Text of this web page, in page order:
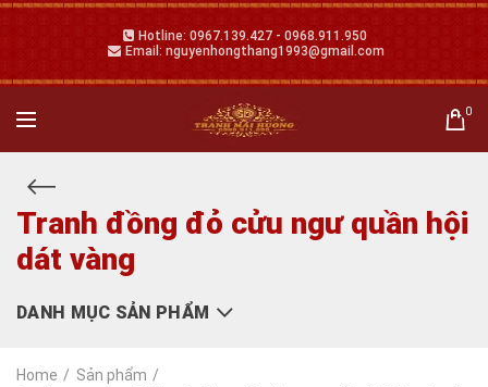
Hotline: 0967.139.427 - 0968.911.950
Email: nguyenhongthang1993@gmail.com
0
Tranh đồng đỏ cửu ngư quần hội
dát vàng
DANH MỤC SẢN PHẨM
Home
Sản phẩm